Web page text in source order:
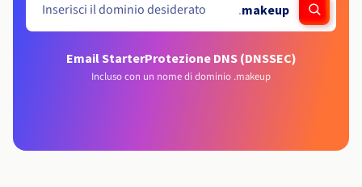
.makeup
Email StarterProtezione DNS (DNSSEC)
Incluso con un nome di dominio .makeup